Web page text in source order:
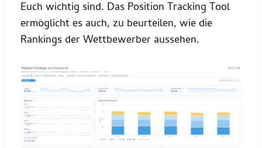
Euch wichtig sind. Das Position Tracking Tool
ermöglicht es auch, zu beurteilen, wie die
Rankings der Wettbewerber aussehen.